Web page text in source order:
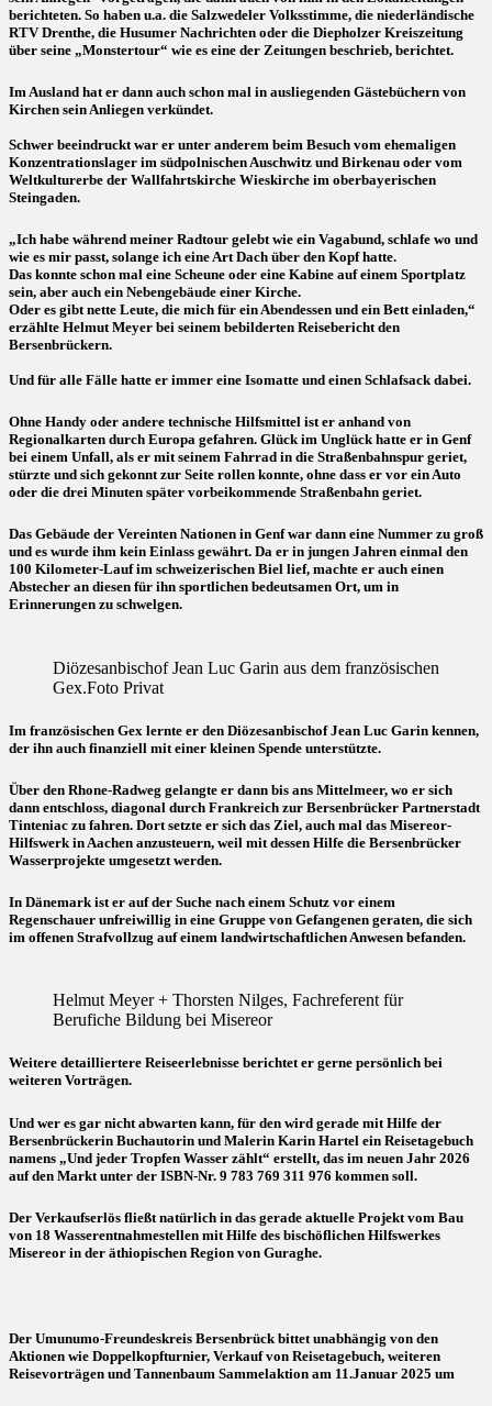
berichteten. So haben u.a. die Salzwedeler Volksstimme, die niederländische
RTV Drenthe, die Husumer Nachrichten oder die Diepholzer Kreiszeitung
über seine „Monstertour“ wie es eine der Zeitungen beschrieb, berichtet.
Im Ausland hat er dann auch schon mal in ausliegenden Gästebüchern von
Kirchen sein Anliegen verkündet.
Schwer beeindruckt war er unter anderem beim Besuch vom ehemaligen
Konzentrationslager im südpolnischen Auschwitz und Birkenau oder vom
Weltkulturerbe der Wallfahrtskirche Wieskirche im oberbayerischen
Steingaden.
„Ich habe während meiner Radtour gelebt wie ein Vagabund, schlafe wo und
wie es mir passt, solange ich eine Art Dach über den Kopf hatte.
Das konnte schon mal eine Scheune oder eine Kabine auf einem Sportplatz
sein, aber auch ein Nebengebäude einer Kirche.
Oder es gibt nette Leute, die mich für ein Abendessen und ein Bett einladen,“
erzählte Helmut Meyer bei seinem bebilderten Reisebericht den
Bersenbrückern.
Und für alle Fälle hatte er immer eine Isomatte und einen Schlafsack dabei.
Ohne Handy oder andere technische Hilfsmittel ist er anhand von
Regionalkarten durch Europa gefahren. Glück im Unglück hatte er in Genf
bei einem Unfall, als er mit seinem Fahrrad in die Straßenbahnspur geriet,
stürzte und sich gekonnt zur Seite rollen konnte, ohne dass er vor ein Auto
oder die drei Minuten später vorbeikommende Straßenbahn geriet.
Das Gebäude der Vereinten Nationen in Genf war dann eine Nummer zu groß
und es wurde ihm kein Einlass gewährt. Da er in jungen Jahren einmal den
100 Kilometer-Lauf im schweizerischen Biel lief, machte er auch einen
Abstecher an diesen für ihn sportlichen bedeutsamen Ort, um in
Erinnerungen zu schwelgen.
Diözesanbischof Jean Luc Garin aus dem französischen
Gex.Foto Privat
Im französischen Gex lernte er den Diözesanbischof Jean Luc Garin kennen,
der ihn auch finanziell mit einer kleinen Spende unterstützte.
Über den Rhone-Radweg gelangte er dann bis ans Mittelmeer, wo er sich
dann entschloss, diagonal durch Frankreich zur Bersenbrücker Partnerstadt
Tinteniac zu fahren. Dort setzte er sich das Ziel, auch mal das Misereor-
Hilfswerk in Aachen anzusteuern, weil mit dessen Hilfe die Bersenbrücker
Wasserprojekte umgesetzt werden.
In Dänemark ist er auf der Suche nach einem Schutz vor einem
Regenschauer unfreiwillig in eine Gruppe von Gefangenen geraten, die sich
im offenen Strafvollzug auf einem landwirtschaftlichen Anwesen befanden.
Helmut Meyer + Thorsten Nilges, Fachreferent für
Berufiche Bildung bei Misereor
Weitere detailliertere Reiseerlebnisse berichtet er gerne persönlich bei
weiteren Vorträgen.
Und wer es gar nicht abwarten kann, für den wird gerade mit Hilfe der
Bersenbrückerin Buchautorin und Malerin Karin Hartel ein Reisetagebuch
namens „Und jeder Tropfen Wasser zählt“ erstellt, das im neuen Jahr 2026
auf den Markt unter der ISBN-Nr. 9 783 769 311 976 kommen soll.
Der Verkaufserlös fließt natürlich in das gerade aktuelle Projekt vom Bau
von 18 Wasserentnahmestellen mit Hilfe des bischöflichen Hilfswerkes
Misereor in der äthiopischen Region von Guraghe.
Der Umunumo-Freundeskreis Bersenbrück bittet unabhängig von den
Aktionen wie Doppelkopfturnier, Verkauf von Reisetagebuch, weiteren
Reisevorträgen und Tannenbaum Sammelaktion am 11.Januar 2025 um